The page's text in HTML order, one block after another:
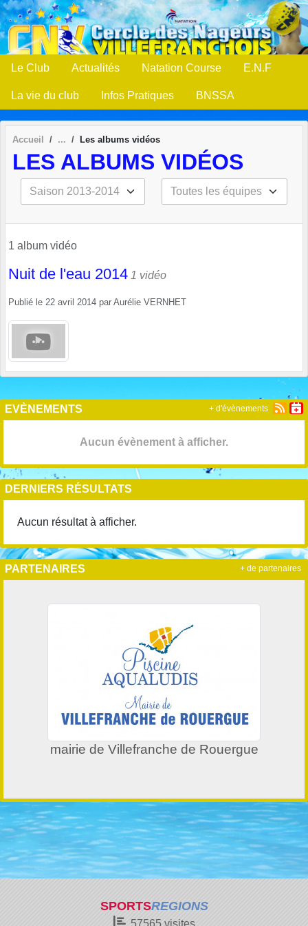
Le Club Actualités Natation Course E.N.F
La vie du club Infos Pratiques BNSSA
Accueil Les albums vidéos
LES ALBUMS VIDÉOS
1 album vidéo
Nuit de l'eau 2014 1 vidéo
Publié le 22 avril 2014 par Aurélie VERNHET
EVÈNEMENTS
Aucun évènement à afficher.
+ d'évènements
DERNIERS RÉSULTATS
Aucun résultat à afficher.
PARTENAIRES
mairie de Villefranche de Rouergue
+ de partenaires
SPORTSREGIONS
57565visites
Panneau de gestion des cookies